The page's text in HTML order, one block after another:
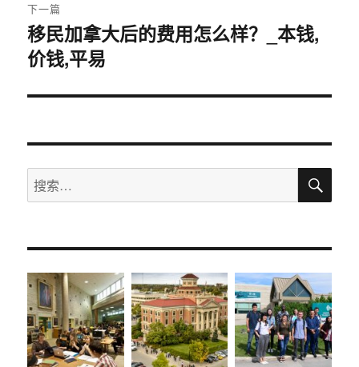
下一篇
下
篇
章：
移民加拿大后的费用怎么样？_本钱,
价钱,平易
搜
索：
搜